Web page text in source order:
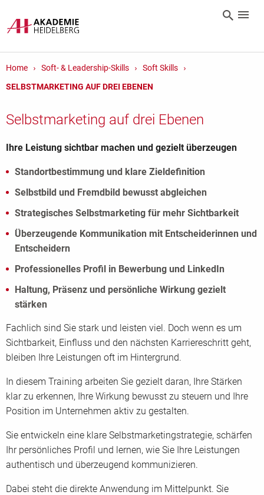
Home Soft- & Leadership-Skills
Soft Skills
SELBSTMARKETING AUF DREI EBENEN
Selbstmarketing auf drei Ebenen
Ihre Leistung sichtbar machen und gezielt überzeugen
Standortbestimmung und klare Zieldefinition
Selbstbild und Fremdbild bewusst abgleichen
Strategisches Selbstmarketing für mehr Sichtbarkeit
Überzeugende Kommunikation mit Entscheiderinnen und
Entscheidern
Professionelles Profil in Bewerbung und LinkedIn
Haltung, Präsenz und persönliche Wirkung gezielt
stärken
Fachlich sind Sie stark und leisten viel. Doch wenn es um
Sichtbarkeit, Einfluss und den nächsten Karriereschritt geht,
bleiben Ihre Leistungen oft im Hintergrund.
In diesem Training arbeiten Sie gezielt daran, Ihre Stärken
klar zu erkennen, Ihre Wirkung bewusst zu steuern und Ihre
Position im Unternehmen aktiv zu gestalten.
Sie entwickeln eine klare Selbstmarketingstrategie, schärfen
Ihr persönliches Profil und lernen, wie Sie Ihre Leistungen
authentisch und überzeugend kommunizieren.
Dabei steht die direkte Anwendung im Mittelpunkt. Sie